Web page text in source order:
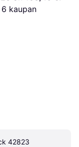
6 kaupan
42823